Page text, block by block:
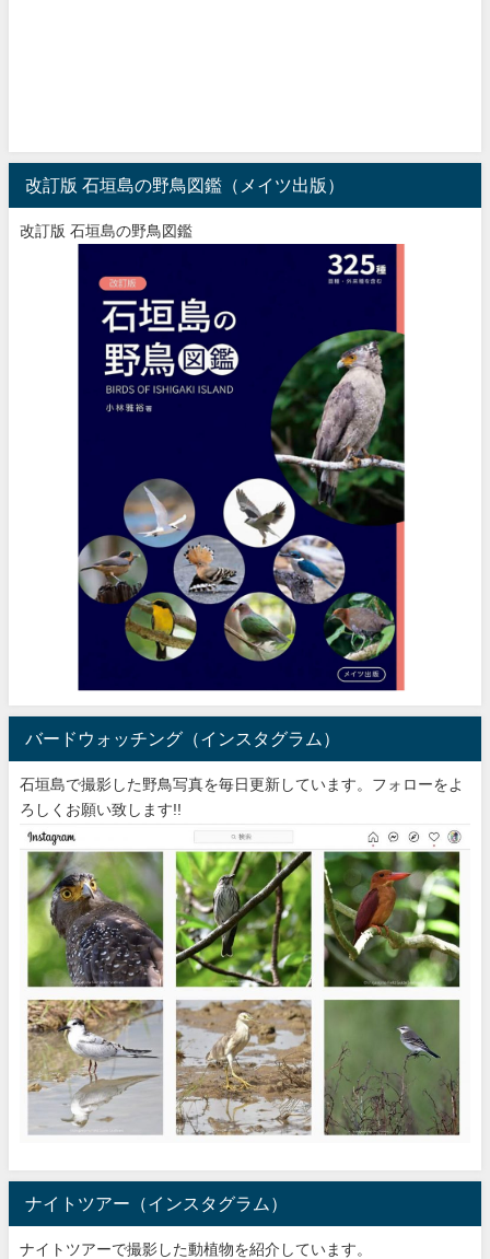
改訂版 石垣島の野鳥図鑑（メイツ出版）
改訂版 石垣島の野鳥図鑑
バードウォッチング（インスタグラム）
石垣島で撮影した野鳥写真を毎日更新しています。フォローをよ
ろしくお願い致します!!
ナイトツアー（インスタグラム）
ナイトツアーで撮影した動植物を紹介しています。